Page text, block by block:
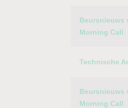
Beursnieuws
Morning Call
Technische
Beursnieuws
Morning Call